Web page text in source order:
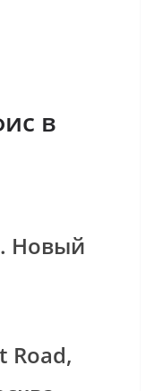
в
Road,